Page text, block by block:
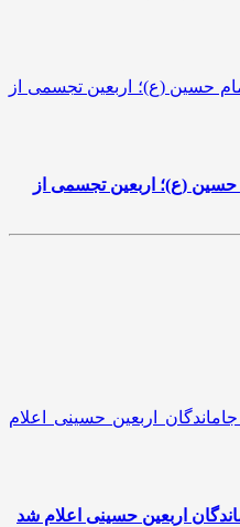
حسین (ع)؛ اربعین تجسمی از
اربعین حسینی اعلام شد